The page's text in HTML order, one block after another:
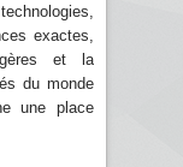
exactes,
et la
du monde
une place